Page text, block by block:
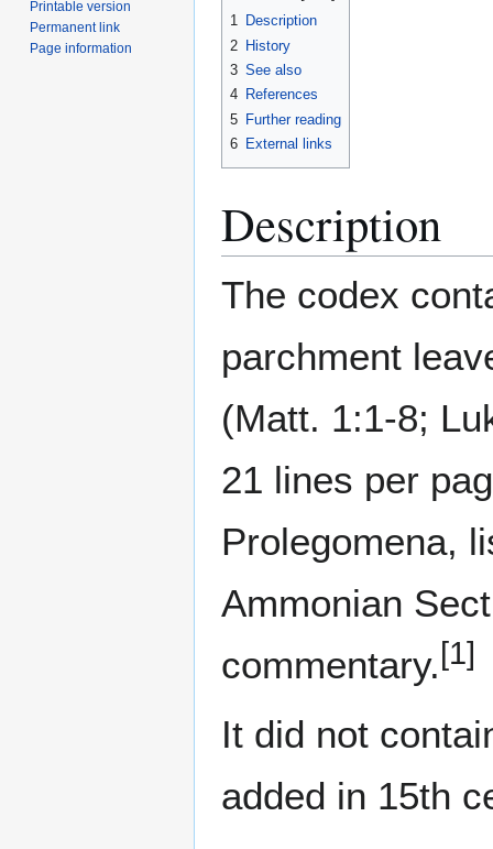
1 Description
2 History
3 See also
4 References
5 Further reading
6 External links
Description
The codex
parchment
(Matt. 1:1-8;
21 lines per
Prolegomena,
Ammonian
commentary. [1]
It did not
added in 15th
Printable version
Permanent link
Page information